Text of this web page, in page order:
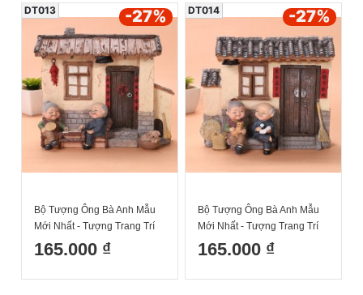
Bộ Tượng Ông Bà Anh Mẫu
Mới Nhất - Tượng Trang Trí
Nhà Cửa Ông Bà Bên Nhà
Đánh cờ 15x19cm
165.000 ₫
DT013 -27%
Bộ Tượng Ông Bà Anh Mẫu
Mới Nhất - Tượng Trang Trí
Nhà Cửa Ông Bà Bên Nhà
Ôm Mèo 15x19cm
165.000 ₫
DT014 -27%